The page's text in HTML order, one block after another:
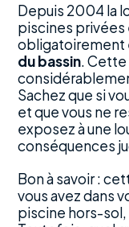
Depuis 2004 la
piscines
obligatoirement
du bassin. Cette
Sachez que si
et que vous ne
exposez à une
conséquences
Bon à savoir :
vous avez dans
piscine hors-